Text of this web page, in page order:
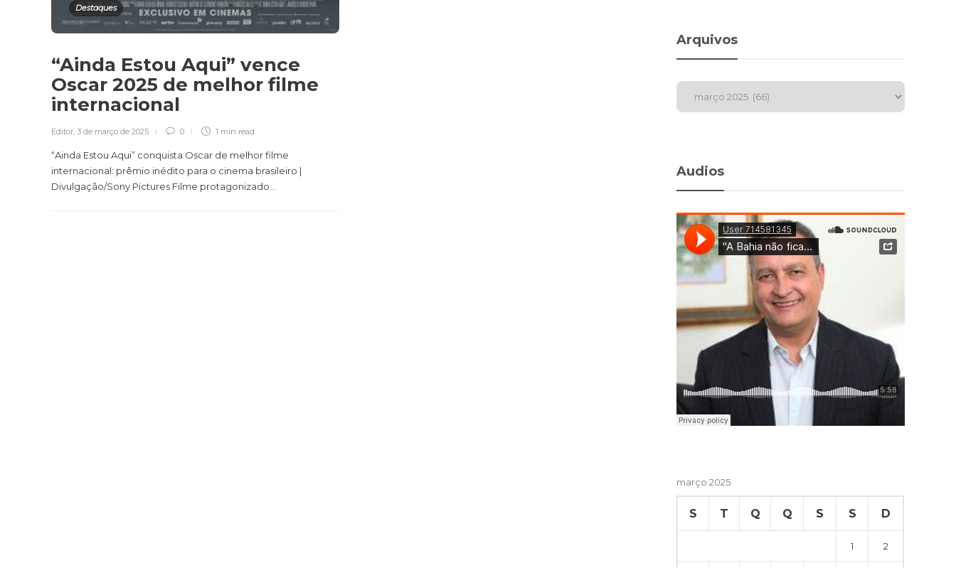
Destaques
“Ainda Estou Aqui” vence
Oscar 2025 de melhor filme
internacional
Editor 3 de março de 2025 0 1 min read
“Ainda Estou Aqui” conquista Oscar de melhor filme
internacional: prêmio inédito para o cinema brasileiro |
Divulgação/Sony Pictures Filme protagonizado...
Arquivos
Audios
março 2025
S T Q Q S S D
1 2